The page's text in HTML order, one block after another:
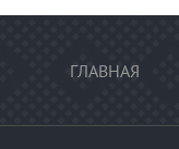
ГЛАВНАЯ